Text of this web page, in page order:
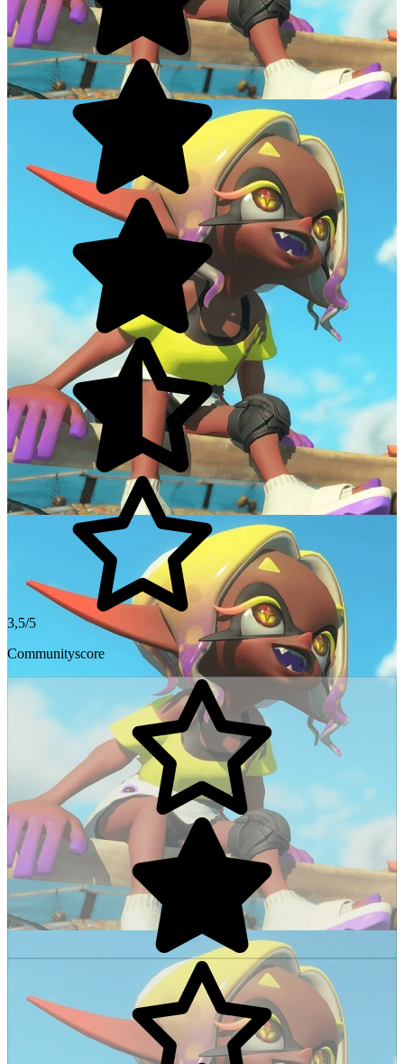
3,5/5
Communityscore